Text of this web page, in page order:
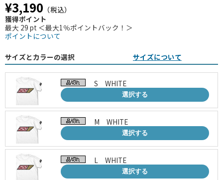
¥3,190 （税込）
獲得ポイント
最大 29 pt ＜最大1％ポイントバック！＞
ポイントについて
サイズとカラーの選択 サイズについて
S WHITE
選択する
M WHITE
選択する
L WHITE
選択する